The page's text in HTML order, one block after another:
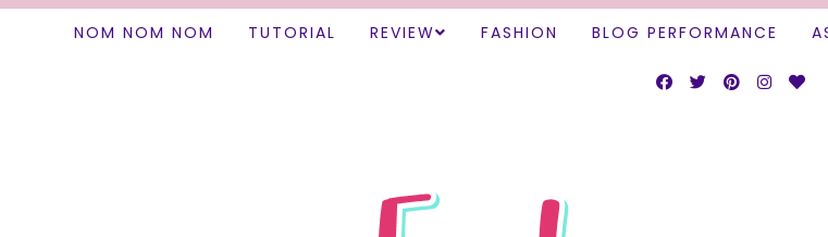
NOM NOM NOM TUTORIAL REVIEW FASHION BLOG PERFORMANCE